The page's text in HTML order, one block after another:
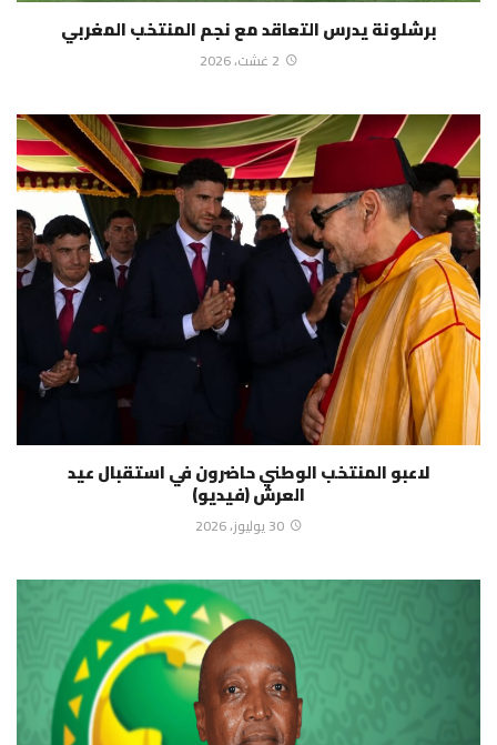
برشلونة يدرس التعاقد مع نجم المنتخب المغربي
2 غشت، 2026
لاعبو المنتخب الوطني حاضرون في استقبال عيد
العرش (فيديو)
30 يوليوز، 2026